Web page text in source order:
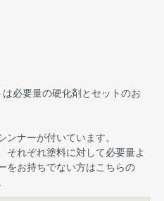
必要量の硬化剤とセットのお
ナーが付いています。
それぞれ塗料に対して必要量よ
をお持ちでない方はこちらの